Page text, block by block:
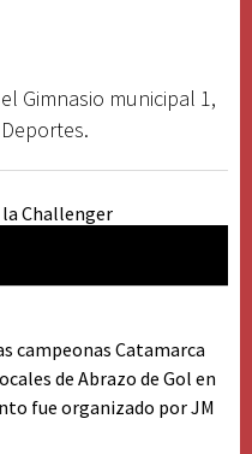
Gimnasio municipal 1,
campeonas Catamarca
de Abrazo de Gol en
fue organizado por JM